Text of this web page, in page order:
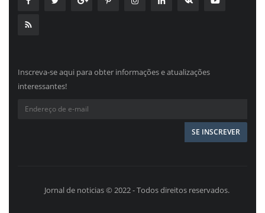
Inscreva-se aqui para obter informações e atualizações
interessantes!
Jornal de noticias © 2022 - Todos direitos reservados.